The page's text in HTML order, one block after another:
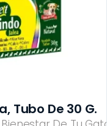
Tubo De 30 G.